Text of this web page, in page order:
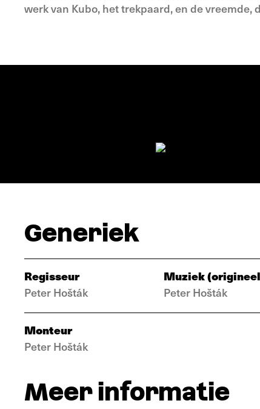
werk van Kubo, het trekpaard, en de vreemde,
Generiek
Regisseur
Peter Hošták
Muziek
Peter Hošták
Monteur
Peter Hošták
Meer informatie